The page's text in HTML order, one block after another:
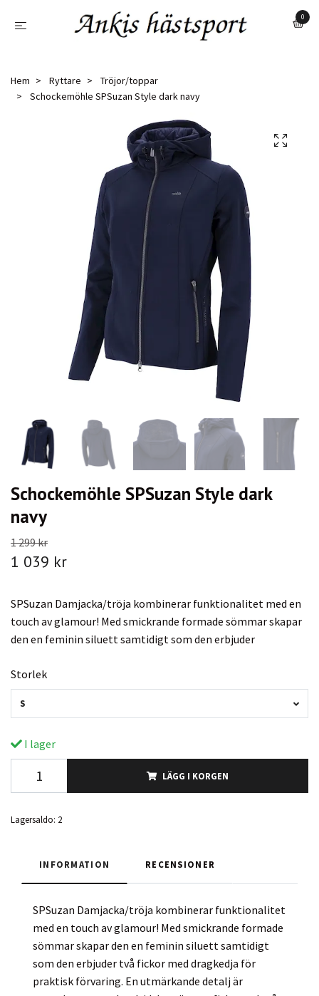
0
Hem Ryttare
Tröjor/toppar
Schockemöhle SPSuzan Style dark navy
Schockemöhle SPSuzan Style dark
navy
1 299 kr
1 039 kr
SPSuzan Damjacka/tröja kombinerar funktionalitet med en
touch av glamour! Med smickrande formade sömmar skapar
den en feminin siluett samtidigt som den erbjuder
Storlek
S
I lager
LÄGG I KORGEN
Lagersaldo: 2
INFORMATION RECENSIONER
SPSuzan Damjacka/tröja kombinerar funktionalitet
med en touch av glamour! Med smickrande formade
sömmar skapar den en feminin siluett samtidigt
som den erbjuder två fickor med dragkedja för
praktisk förvaring. En utmärkande detalj är